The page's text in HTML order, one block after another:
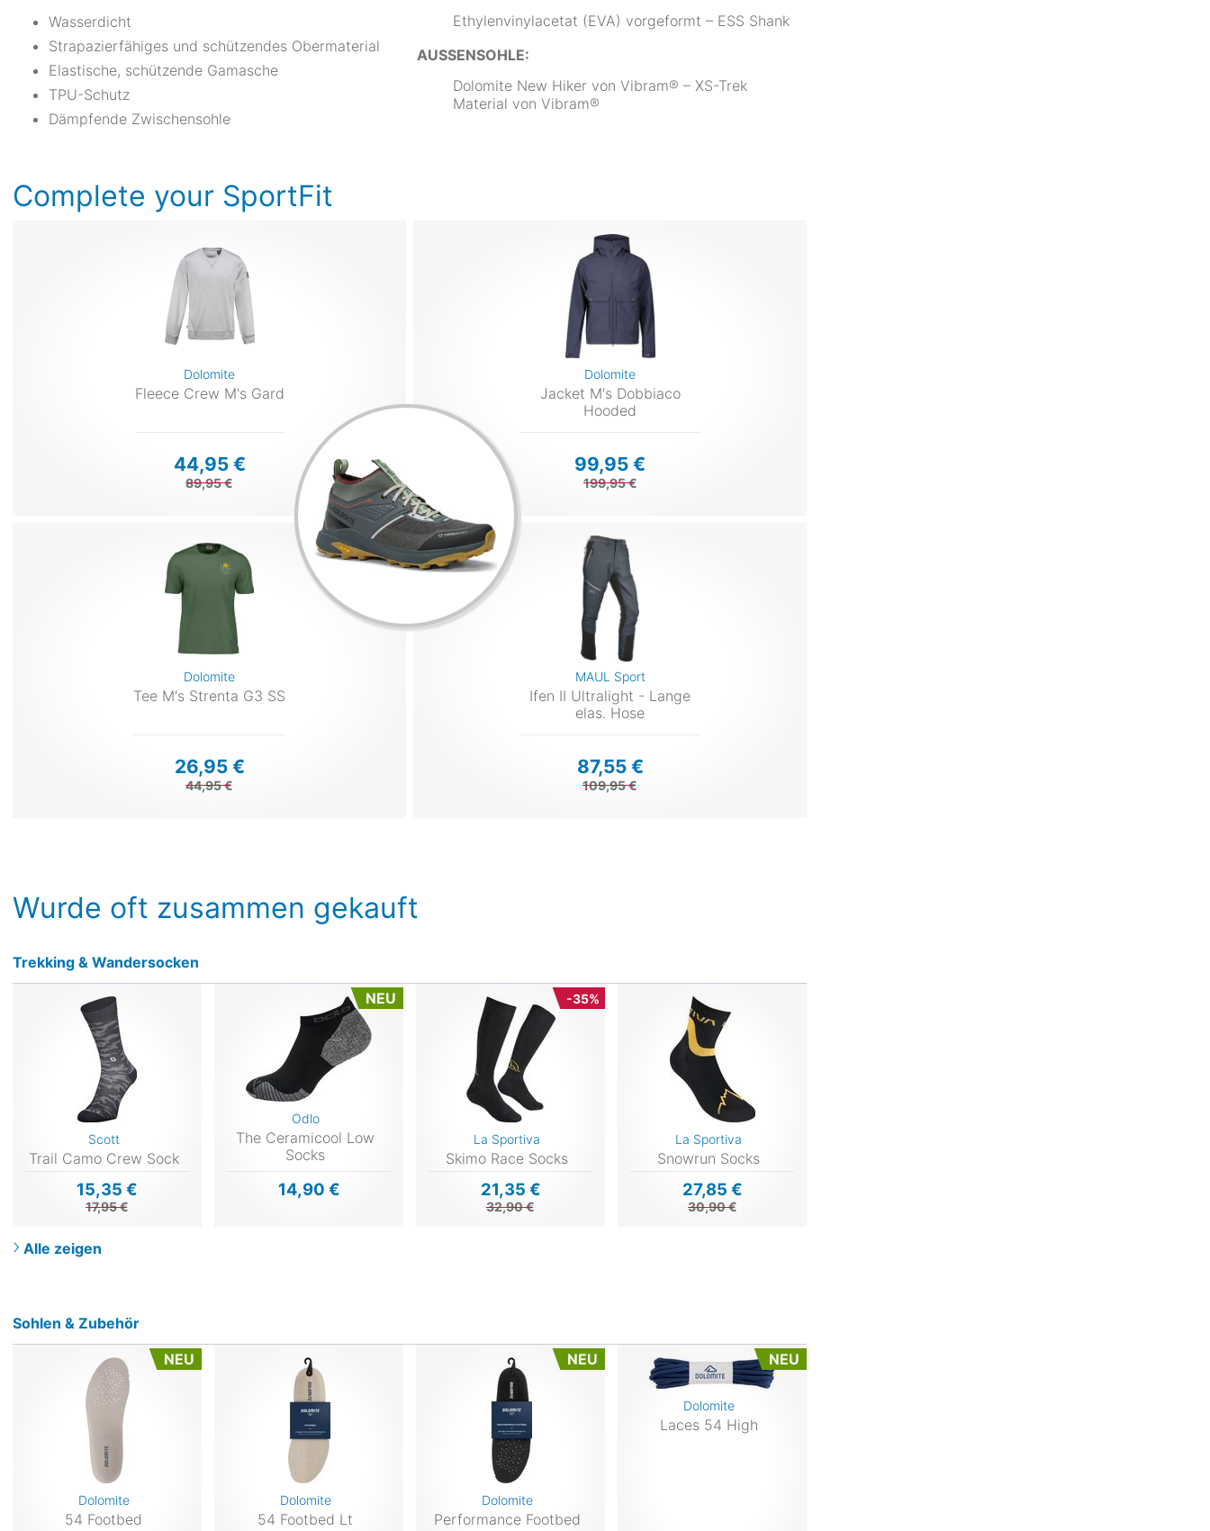
Wasserdicht
Strapazierfähiges und schützendes Obermaterial
Elastische, schützende Gamasche
TPU-Schutz
Dämpfende Zwischensohle
Ethylenvinylacetat (EVA) vorgeformt – ESS Shank
AUSSENSOHLE:
Dolomite New Hiker von Vibram® – XS-Trek
Material von Vibram®
Complete your SportFit
Dolomite
Fleece Crew M's Gard
44,95 €
89,95 €
Dolomite
Jacket M's Dobbiaco
Hooded
99,95 €
199,95 €
Dolomite
Tee M's Strenta G3 SS
26,95 €
44,95 €
MAUL Sport
Ifen II Ultralight - Lange
elas. Hose
87,55 €
109,95 €
Wurde oft zusammen gekauft
Trekking & Wandersocken
Scott
Trail Camo Crew Sock
15,35 €
17,95 €
NEU
Odlo
The Ceramicool Low
Socks
14,90 €
-35%
La Sportiva
Skimo Race Socks
21,35 €
32,90 €
La Sportiva
Snowrun Socks
27,85 €
30,90 €
Alle zeigen
Sohlen & Zubehör
NEU
Dolomite
54 Footbed
Dolomite
54 Footbed Lt
NEU
Dolomite
Performance Footbed
NEU
Dolomite
Laces 54 High